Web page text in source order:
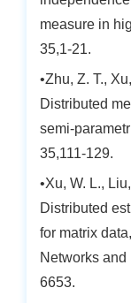
measure in
35,1-21.
•Zhu, Z. T.,
Distributed
semi-
35,111-129.
•Xu, W. L.,
Distributed
for matrix
Networks
6653.